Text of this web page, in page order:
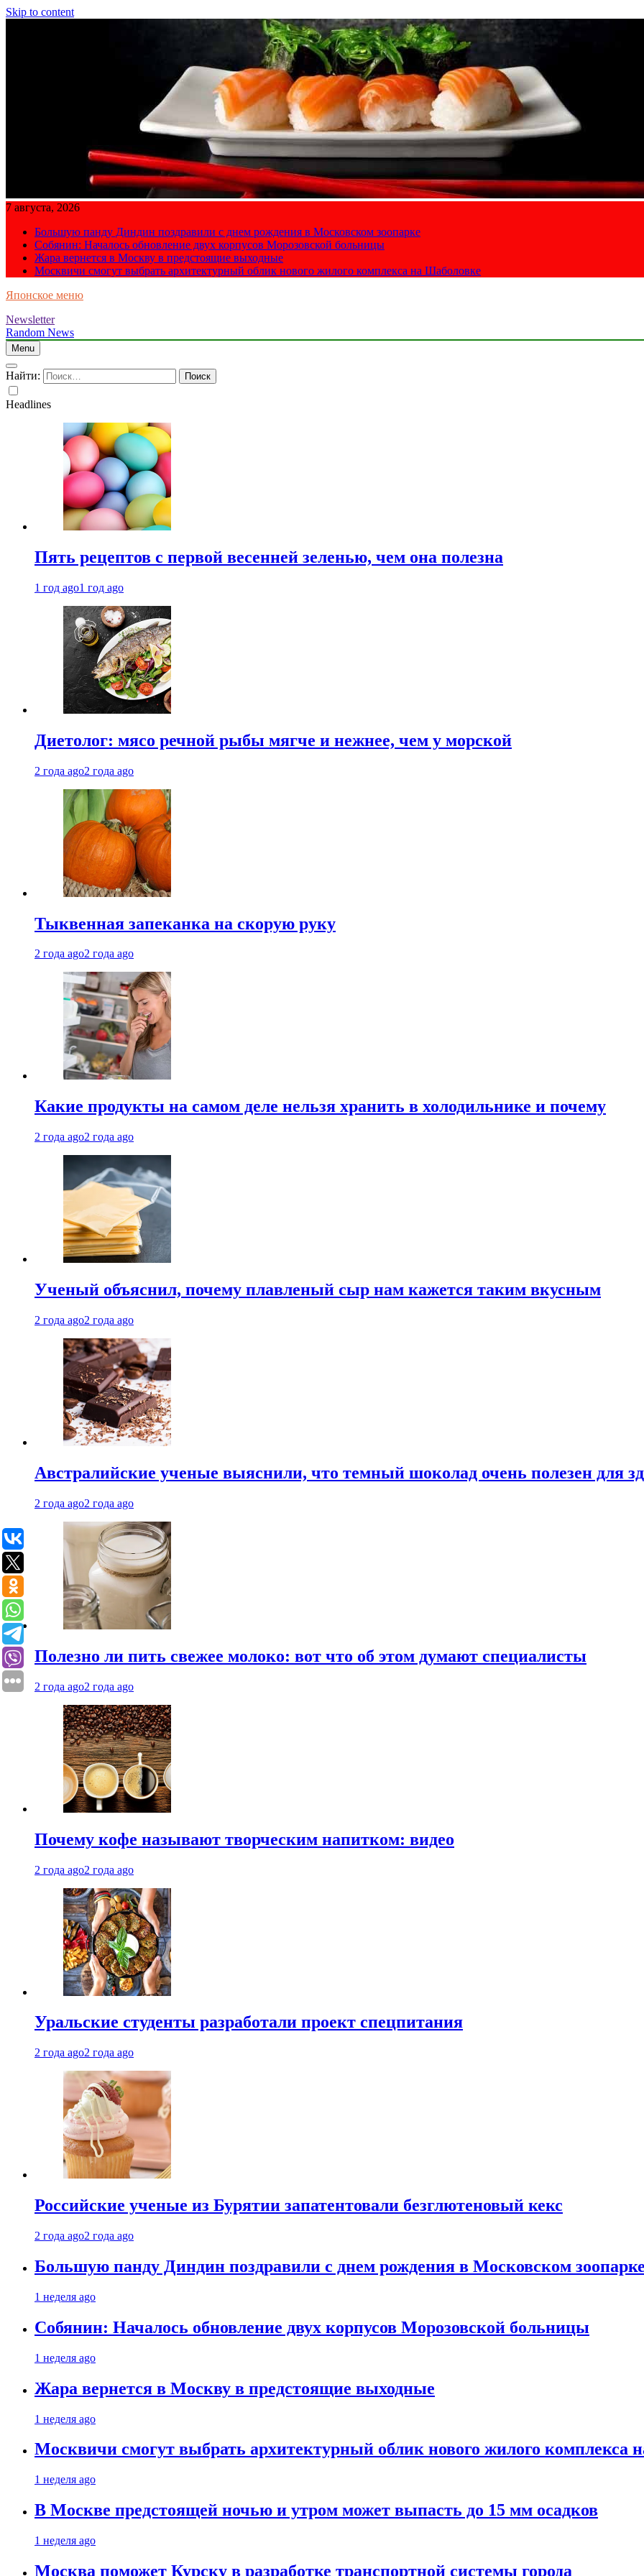
Skip to content
7 августа, 2026
Большую панду Диндин поздравили с днем рождения в Московском зоопарке
Собянин: Началось обновление двух корпусов Морозовской больницы
Жара вернется в Москву в предстоящие выходные
Москвичи смогут выбрать архитектурный облик нового жилого комплекса на Шаболовке
Японское меню
Newsletter
Random News
Menu
Найти:
Headlines
Пять рецептов с первой весенней зеленью, чем она полезна
1 год ago1 год ago
Диетолог: мясо речной рыбы мягче и нежнее, чем у морской
2 года ago2 года ago
Тыквенная запеканка на скорую руку
2 года ago2 года ago
Какие продукты на самом деле нельзя хранить в холодильнике и почему
2 года ago2 года ago
Ученый объяснил, почему плавленый сыр нам кажется таким вкусным
2 года ago2 года ago
Австралийские ученые выяснили, что темный шоколад очень полезен для
2 года ago2 года ago
Полезно ли пить свежее молоко: вот что об этом думают специалисты
2 года ago2 года ago
Почему кофе называют творческим напитком: видео
2 года ago2 года ago
Уральские студенты разработали проект спецпитания
2 года ago2 года ago
Российские ученые из Бурятии запатентовали безглютеновый кекс
2 года ago2 года ago
Большую панду Диндин поздравили с днем рождения в Московском зоопарке
1 неделя ago
Собянин: Началось обновление двух корпусов Морозовской больницы
1 неделя ago
Жара вернется в Москву в предстоящие выходные
1 неделя ago
Москвичи смогут выбрать архитектурный облик нового жилого комплекса
1 неделя ago
В Москве предстоящей ночью и утром может выпасть до 15 мм осадков
1 неделя ago
Москва поможет Курску в разработке транспортной системы города